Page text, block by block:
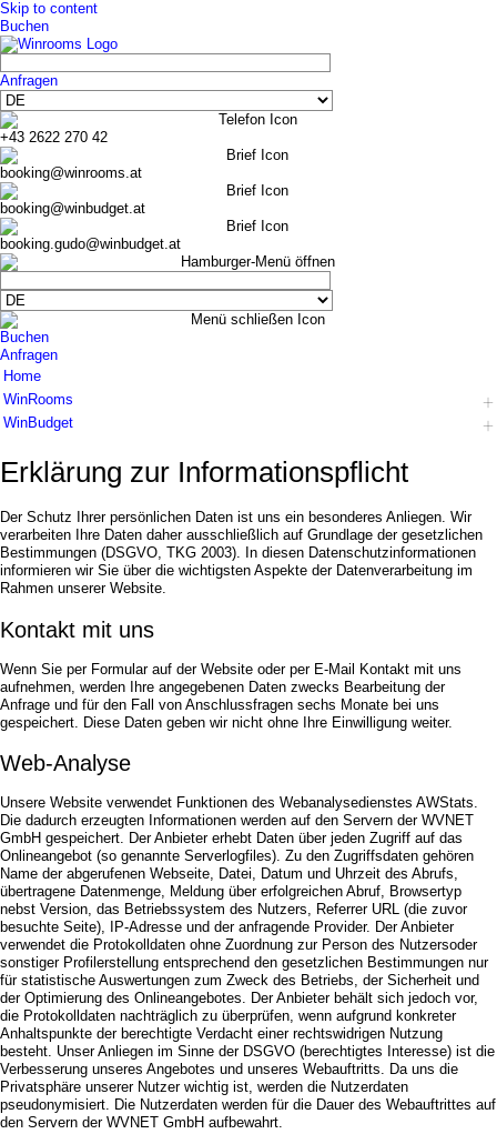
Skip to content
Buchen
Anfragen
+43 2622 270 42
booking@winrooms.at
booking@winbudget.at
booking.gudo@winbudget.at
Buchen
Anfragen
Home
WinRooms
Hotel
Frühstück
Bildergalerie
Seminare
Gruppen & Geschäftsreisende
Teambuilding
Kontakt
WinBudget
Zimmer Wiener Neustadt
Zimmer Guntramsdorf
Frühstück
Impressionen
Seminare
Gruppen & Geschäftsreisende
Angebote
Jobs
Erklärung zur Informations­pflicht
Der Schutz Ihrer persönlichen Daten ist uns ein besonderes Anliegen. Wir
verarbeiten Ihre Daten daher ausschließlich auf Grundlage der gesetzlichen
Bestimmungen (DSGVO, TKG 2003). In diesen Datenschutzinformationen
informieren wir Sie über die wichtigsten Aspekte der Datenverarbeitung im
Rahmen unserer Website.
Kontakt mit uns
Wenn Sie per Formular auf der Website oder per E-Mail Kontakt mit uns
aufnehmen, werden Ihre angegebenen Daten zwecks Bearbeitung der
Anfrage und für den Fall von Anschlussfragen sechs Monate bei uns
gespeichert. Diese Daten geben wir nicht ohne Ihre Einwilligung weiter.
Web-Analyse
Unsere Website verwendet Funktionen des Webanalysedienstes AWStats.
Die dadurch erzeugten Informationen werden auf den Servern der WVNET
GmbH gespeichert. Der Anbieter erhebt Daten über jeden Zugriff auf das
Onlineangebot (so genannte Serverlogfiles). Zu den Zugriffsdaten gehören
Name der abgerufenen Webseite, Datei, Datum und Uhrzeit des Abrufs,
übertragene Datenmenge, Meldung über erfolgreichen Abruf, Browsertyp
nebst Version, das Betriebssystem des Nutzers, Referrer URL (die zuvor
besuchte Seite), IP-Adresse und der anfragende Provider. Der Anbieter
verwendet die Protokolldaten ohne Zuordnung zur Person des Nutzersoder
sonstiger Profilerstellung entsprechend den gesetzlichen Bestimmungen nur
für statistische Auswertungen zum Zweck des Betriebs, der Sicherheit und
der Optimierung des Onlineangebotes. Der Anbieter behält sich jedoch vor,
die Protokolldaten nachträglich zu überprüfen, wenn aufgrund konkreter
Anhaltspunkte der berechtigte Verdacht einer rechtswidrigen Nutzung
besteht. Unser Anliegen im Sinne der DSGVO (berechtigtes Interesse) ist die
Verbesserung unseres Angebotes und unseres Webauftritts. Da uns die
Privatsphäre unserer Nutzer wichtig ist, werden die Nutzerdaten
pseudonymisiert. Die Nutzerdaten werden für die Dauer des Webauftrittes auf
den Servern der WVNET GmbH aufbewahrt.